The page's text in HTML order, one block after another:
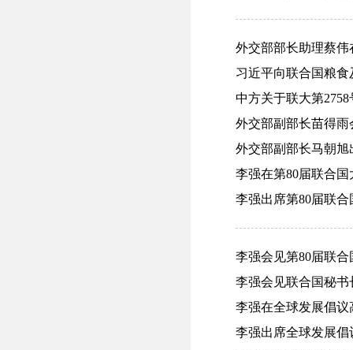
外交部部长助理蔡伟
习近平向联合国粮食
中方关于联大第
外交部副部长苗得雨
外交部副部长马朝旭
李强在第80届联合国
李强出席第80届联合
李强会见第80届联合
李强会见联合国秘书
李强在全球发展倡议
李强出席全球发展倡